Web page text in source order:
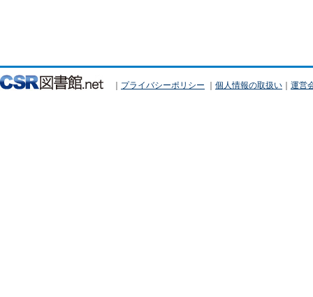
｜ プライバシーポリシー ｜ 個人情報の取扱い ｜ 運営